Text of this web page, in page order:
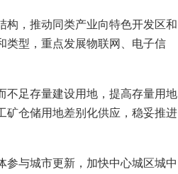
，推动同类产业向特色开发区和
类型，重点发展物联网、电子信
足存量建设用地，提高存量用地
矿仓储用地差别化供应，稳妥推进
与城市更新，加快中心城区城中